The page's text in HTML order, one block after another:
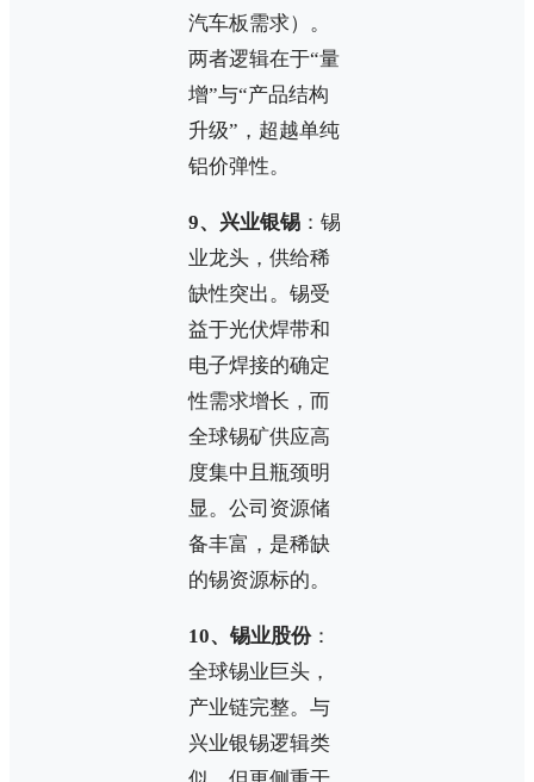
汽车板需求）。
两者逻辑在于“量
增”与“产品结构
升级”，超越单纯
铝价弹性。
9、兴业银锡 ：锡
业龙头，供给稀
缺性突出。锡受
益于光伏焊带和
电子焊接的确定
性需求增长，而
全球锡矿供应高
度集中且瓶颈明
显。公司资源储
备丰富，是稀缺
的锡资源标的。
10、锡业股份：
全球锡业巨头，
产业链完整。与
兴业银锡逻辑类